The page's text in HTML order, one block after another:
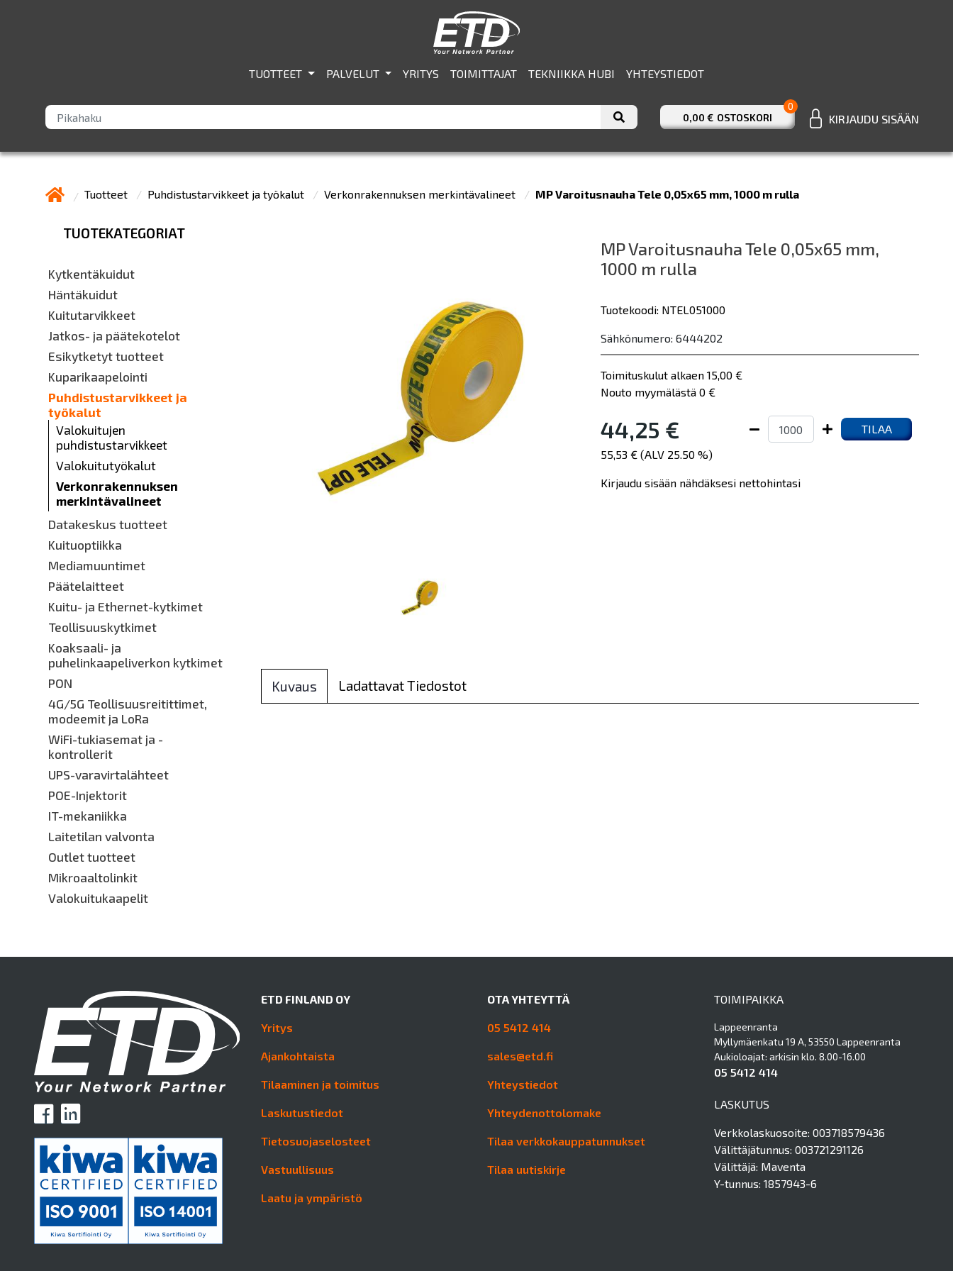
TUOTTEET PALVELUT YRITYS TOIMITTAJAT TEKNIIKKA HUBI YHTEYSTIEDOT
0,00 € OSTOSKORI
0
KIRJAUDU SISÄÄN
Tuotteet Puhdistustarvikkeet ja työkalut Verkonrakennuksen merkintävalineet MP Varoitusnauha Tele 0,05x65 mm, 1000 m rulla
TUOTEKATEGORIAT
Kytkentäkuidut
Häntäkuidut
Kuitutarvikkeet
Jatkos- ja päätekotelot
Esikytketyt tuotteet
Kuparikaapelointi
Puhdistustarvikkeet ja
työkalut
Valokuitujen
puhdistustarvikkeet
Valokuitutyökalut
Verkonrakennuksen
merkintävalineet
Datakeskus tuotteet
Kuituoptiikka
Mediamuuntimet
Päätelaitteet
Kuitu- ja Ethernet-kytkimet
Teollisuuskytkimet
Koaksaali- ja
puhelinkaapeliverkon kytkimet
PON
4G/5G Teollisuusreitittimet,
modeemit ja LoRa
WiFi-tukiasemat ja -
kontrollerit
UPS-varavirtalähteet
POE-Injektorit
IT-mekaniikka
Laitetilan valvonta
Outlet tuotteet
Mikroaaltolinkit
Valokuitukaapelit
MP Varoitusnauha Tele 0,05x65 mm,
1000 m rulla
Tuotekoodi: NTEL051000
Sähkönumero: 6444202
Toimituskulut alkaen 15,00 €
Nouto myymälästä 0 €
44,25 €
TILAA
55,53 € (ALV 25.50 %)
Kirjaudu sisään nähdäksesi nettohintasi
Kuvaus Ladattavat Tiedostot
ETD FINLAND OY
Yritys
Ajankohtaista
Tilaaminen ja toimitus
Laskutustiedot
Tietosuojaselosteet
Vastuullisuus
Laatu ja ympäristö
OTA YHTEYTTÄ
05 5412 414
sales@etd.fi
Yhteystiedot
Yhteydenottolomake
Tilaa verkkokauppatunnukset
Tilaa uutiskirje
TOIMIPAIKKA
Lappeenranta
Myllymäenkatu 19 A, 53550 Lappeenranta
Aukioloajat: arkisin klo. 8.00-16.00
05 5412 414
LASKUTUS
Verkkolaskuosoite: 003718579436
Välittäjätunnus: 003721291126
Välittäjä: Maventa
Y-tunnus: 1857943-6